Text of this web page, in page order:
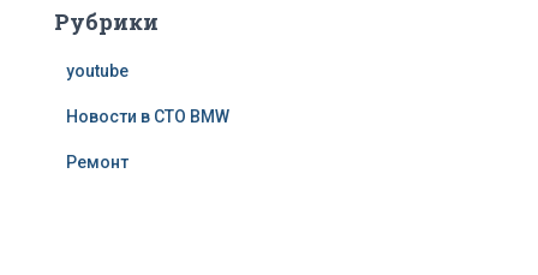
Рубрики
youtube
Новости в СТО BMW
Ремонт